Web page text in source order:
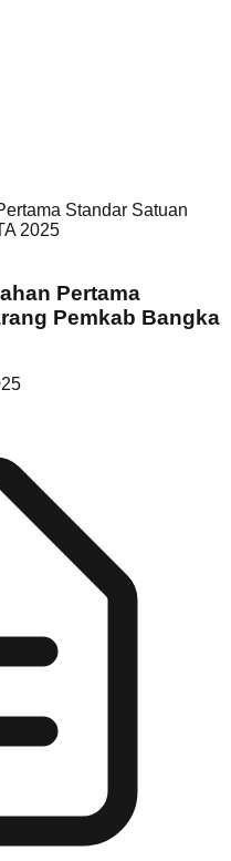
Standar Satuan
2025
Pertama
Pemkab Bangka